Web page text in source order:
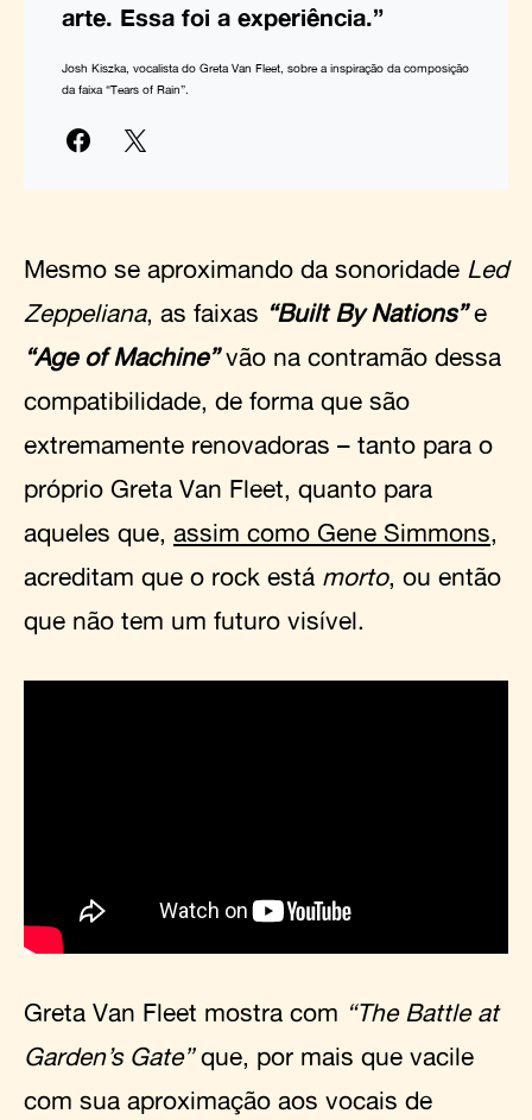
arte. Essa foi a experiência.”
Josh Kiszka, vocalista do Greta Van Fleet, sobre a inspiração da composição
da faixa “Tears of Rain”.
Mesmo se aproximando da sonoridade Led
Zeppeliana, as faixas “Built By Nations”e
“Age of Machine”vão na contramão dessa
compatibilidade, de forma que são
extremamente renovadoras – tanto para o
próprio Greta Van Fleet, quanto para
aqueles que, assim como Gene Simmons,
acreditam que o rock está morto, ou então
que não tem um futuro visível.
Greta Van Fleet mostra com “The Battle at
Garden’s Gate”que, por mais que vacile
com sua aproximação aos vocais de